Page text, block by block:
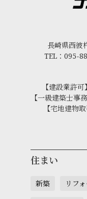
長崎県西彼
TEL：095-
【建設業許
【一級建築士事
【宅地建物
住まい
新築 リフ